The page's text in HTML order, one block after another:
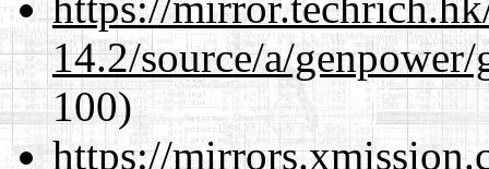
14.2/source/a/
100)
https://